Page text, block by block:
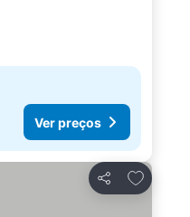
Ver preços
Partilhar